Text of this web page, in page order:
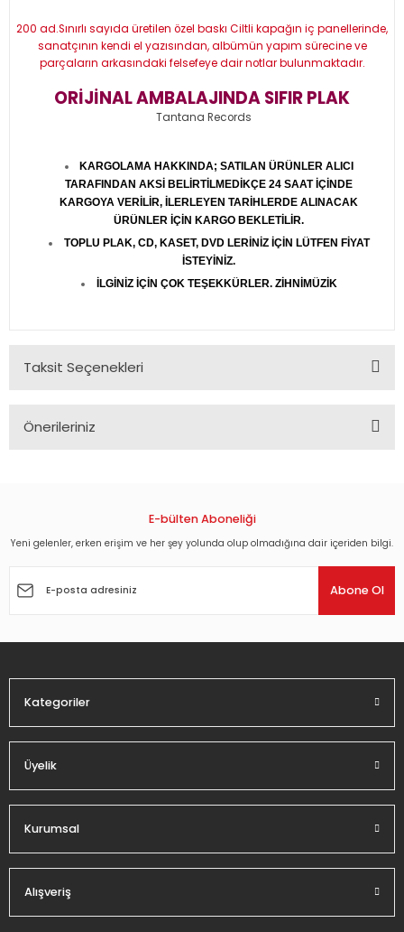
200 ad.Sınırlı sayıda üretilen özel baskı Ciltli kapağın iç panellerinde,
sanatçının kendi el yazısından, albümün yapım sürecine ve
parçaların arkasındaki felsefeye dair notlar bulunmaktadır.
ORİJİNAL AMBALAJINDA SIFIR PLAK
Tantana Records
KARGOLAMA HAKKINDA; SATILAN ÜRÜNLER ALICI
TARAFINDAN AKSİ BELİRTİLMEDİKÇE 24 SAAT İÇİNDE
KARGOYA VERİLİR, İLERLEYEN TARİHLERDE ALINACAK
ÜRÜNLER İÇİN KARGO BEKLETİLİR.
TOPLU PLAK, CD, KASET, DVD LERİNİZ İÇİN LÜTFEN FİYAT
İSTEYİNİZ.
İLGİNİZ İÇİN ÇOK TEŞEKKÜRLER. ZİHNİMÜZİK
Taksit Seçenekleri
Önerileriniz
Görüş ve önerileriniz için teşekkür ederiz.
Ürün açıklamasında eksik bilgiler bulunuyor.
Ürün fiyatı diğer sitelerden daha pahalı.
E-bülten Aboneliği
Yeni gelenler, erken erişim ve her şey yolunda olup olmadığına dair içeriden bilgi.
Abone Ol
Kategoriler
Üyelik
Kurumsal
Alışveriş